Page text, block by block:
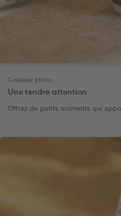
Cadeaux photo
Une tendre attention
Offrez de petits moments qui